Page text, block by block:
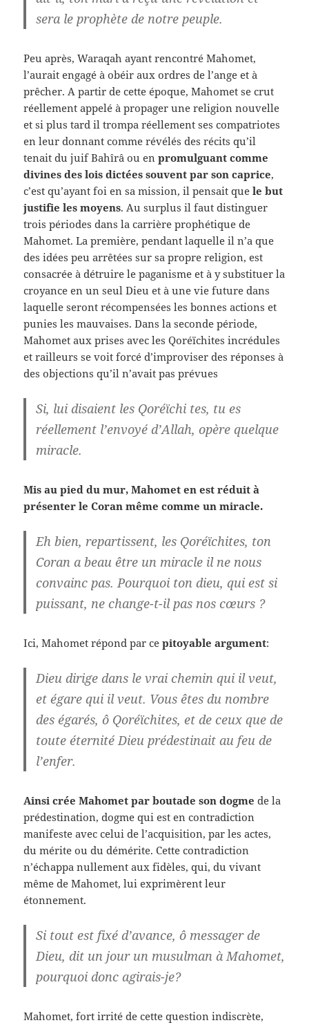
sera le prophète de notre peuple.
Peu après, Waraqah ayant rencontré Mahomet,
l’aurait engagé à obéir aux ordres de l’ange et à
prêcher. A partir de cette époque, Mahomet se crut
réellement appelé à propager une religion nouvelle
et si plus tard il trompa réellement ses compatriotes
en leur donnant comme révélés des récits qu’il
tenait du juif Bahîrâ ou en promulguant comme
divines des lois dictées souvent par son caprice,
c’est qu’ayant foi en sa mission, il pensait quele but
justifie les moyens. Au surplus il faut distinguer
trois périodes dans la carrière prophétique de
Mahomet. La première, pendant laquelle il n’a que
des idées peu arrêtées sur sa propre religion, est
consacrée à détruire le paganisme et à y substituer la
croyance en un seul Dieu et à une vie future dans
laquelle seront récompensées les bonnes actions et
punies les mauvaises. Dans la seconde période,
Mahomet aux prises avec les Qoréïchites incrédules
et railleurs se voit forcé d’improviser des réponses à
des objections qu’il n’avait pas prévues
Si, lui disaient les Qoréïchi tes, tu es
réellement l’envoyé d’Allah, opère quelque
miracle.
Mis au pied du mur, Mahomet en est réduit à
présenter le Coran même comme un miracle.
Eh bien, repartissent, les Qoréïchites, ton
Coran a beau être un miracle il ne nous
convainc pas. Pourquoi ton dieu, qui est si
puissant, ne change-t-il pas nos cœurs ?
Ici, Mahomet répond par cepitoyable argument:
Dieu dirige dans le vrai chemin qui il veut,
et égare qui il veut. Vous êtes du nombre
des égarés, ô Qoréïchites, et de ceux que de
toute éternité Dieu prédestinait au feu de
l’enfer.
Ainsi crée Mahomet par boutade son dogme de la
prédestination, dogme qui est en contradiction
manifeste avec celui de l’acquisition, par les actes,
du mérite ou du démérite. Cette contradiction
n’échappa nullement aux fidèles, qui, du vivant
même de Mahomet, lui exprimèrent leur
étonnement.
Si tout est fixé d’avance, ô messager de
Dieu, dit un jour un musulman à Mahomet,
pourquoi donc agirais-je?
Mahomet, fort irrité de cette question indiscrète,